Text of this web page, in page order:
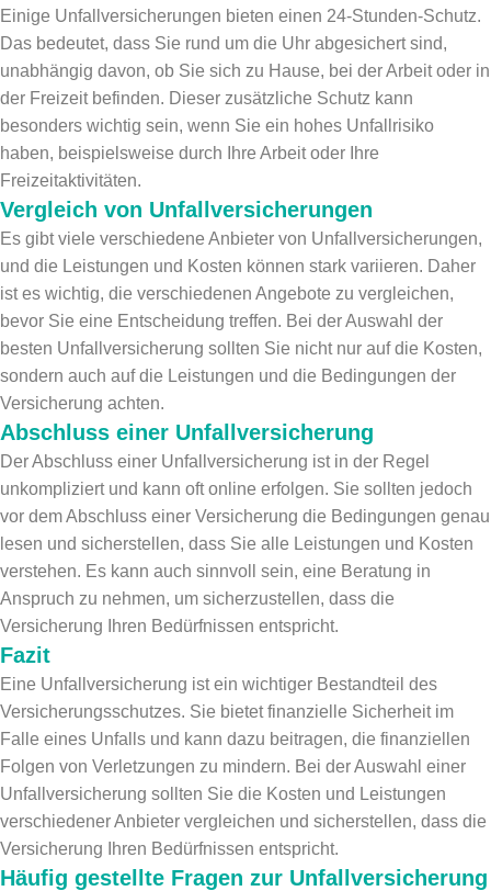
Einige Unfallversicherungen bieten einen 24-Stunden-Schutz.
Das bedeutet, dass Sie rund um die Uhr abgesichert sind,
unabhängig davon, ob Sie sich zu Hause, bei der Arbeit oder in
der Freizeit befinden. Dieser zusätzliche Schutz kann
besonders wichtig sein, wenn Sie ein hohes Unfallrisiko
haben, beispielsweise durch Ihre Arbeit oder Ihre
Freizeitaktivitäten.
Vergleich von Unfallversicherungen
Es gibt viele verschiedene Anbieter von Unfallversicherungen,
und die Leistungen und Kosten können stark variieren. Daher
ist es wichtig, die verschiedenen Angebote zu vergleichen,
bevor Sie eine Entscheidung treffen. Bei der Auswahl der
besten Unfallversicherung sollten Sie nicht nur auf die Kosten,
sondern auch auf die Leistungen und die Bedingungen der
Versicherung achten.
Abschluss einer Unfallversicherung
Der Abschluss einer Unfallversicherung ist in der Regel
unkompliziert und kann oft online erfolgen. Sie sollten jedoch
vor dem Abschluss einer Versicherung die Bedingungen genau
lesen und sicherstellen, dass Sie alle Leistungen und Kosten
verstehen. Es kann auch sinnvoll sein, eine Beratung in
Anspruch zu nehmen, um sicherzustellen, dass die
Versicherung Ihren Bedürfnissen entspricht.
Fazit
Eine Unfallversicherung ist ein wichtiger Bestandteil des
Versicherungsschutzes. Sie bietet finanzielle Sicherheit im
Falle eines Unfalls und kann dazu beitragen, die finanziellen
Folgen von Verletzungen zu mindern. Bei der Auswahl einer
Unfallversicherung sollten Sie die Kosten und Leistungen
verschiedener Anbieter vergleichen und sicherstellen, dass die
Versicherung Ihren Bedürfnissen entspricht.
Häufig gestellte Fragen zur Unfallversicherung